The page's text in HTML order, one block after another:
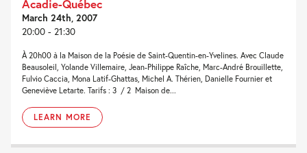
Acadie-Québec
March 24th, 2007
20:00 - 21:30
À 20h00 à la Maison de la Poésie de Saint-Quentin-en-Yvelines. Avec Claude
Beausoleil, Yolande Villemaire, Jean-Philippe Raîche, Marc-André Brouillette,
Fulvio Caccia, Mona Latif-Ghattas, Michel A. Thérien, Danielle Fournier et
Geneviève Letarte. Tarifs : 3  / 2  Maison de...
LEARN MORE